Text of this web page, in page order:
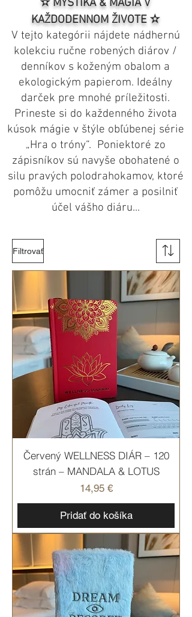
✫ MYSTIKA & MÁGIA V
KAŽDODENNOM ŽIVOTE ✫
V tejto kategórii nájdete nádhernú
kolekciu ručne robených diárov /
denníkov s koženým obalom a
ekologickým papierom. Ideálny
darček pre mnohé príležitosti.
Prineste si do každenného života
kúsok mágie v štýle obľúbenej série
„Hra o tróny“. Poniektoré zo
zápisníkov sú navyše obohatené o
silu pravých polodrahokamov, ktoré
pomôžu umocniť zámer a posilniť
účel vášho diáru...
Filtrovať
Červený WELLNESS DIÁR – 120
strán – MANDALA & LOTUS
Cena
14,95 €
Pridať do košíka